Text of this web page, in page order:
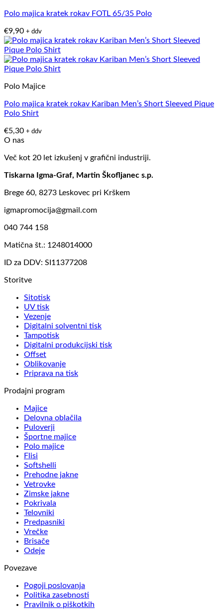
Polo majica kratek rokav FOTL 65/35 Polo
€9,90 + ddv
Polo Majice
Polo majica kratek rokav Kariban Men’s Short Sleeved Pique
Polo Shirt
€5,30 + ddv
O nas
Več kot 20 let izkušenj v grafični industriji.
Tiskarna Igma-Graf, Martin Škofljanec s.p.
Brege 60, 8273 Leskovec pri Krškem
igmapromocija@gmail.com
040 744 158
Matična št.: 1248014000
ID za DDV: SI11377208
Storitve
Sitotisk
UV tisk
Vezenje
Digitalni solventni tisk
Tampotisk
Digitalni produkcijski tisk
Offset
Oblikovanje
Priprava na tisk
Prodajni program
Majice
Delovna oblačila
Puloverji
Športne majice
Polo majice
Flisi
Softshelli
Prehodne jakne
Vetrovke
Zimske jakne
Pokrivala
Telovniki
Predpasniki
Vrečke
Brisače
Odeje
Povezave
Pogoji poslovanja
Politika zasebnosti
Pravilnik o piškotkih